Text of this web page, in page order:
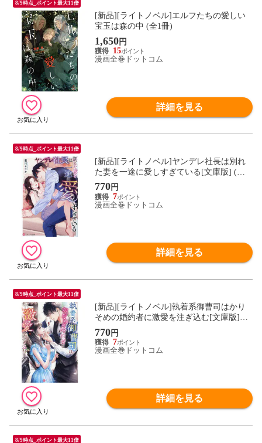
8/9時点_ポイント最大11倍
[新品][ライトノベル]エルフたちの愛しい
宝玉は森の中 (全1冊)
1,650円
15
漫画全巻ドットコム
詳細を見る
8/9時点_ポイント最大11倍
[新品][ライトノベル]ヤンデレ社長は別れ
た妻を一途に愛しすぎている[文庫版] (全1
冊)
770円
7
漫画全巻ドットコム
詳細を見る
8/9時点_ポイント最大11倍
[新品][ライトノベル]執着系御曹司はかり
そめの婚約者に激愛を注ぎ込む[文庫版]
(全1冊)
770円
7
漫画全巻ドットコム
詳細を見る
8/9時点_ポイント最大11倍